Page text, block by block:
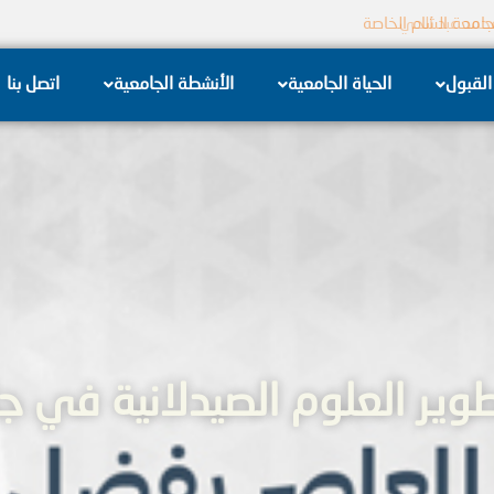
الشام الخاصة
القبول الحياة الجامعية الأنشطة الجامعية اتصل بنا
العلوم الصيدلانية